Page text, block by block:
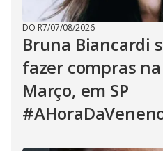
DO R7/07/08/2026
Bruna Biancardi
fazer compras
Março, em SP